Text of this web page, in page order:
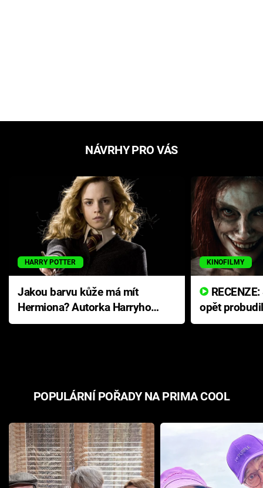
NÁVRHY PRO VÁS
HARRY POTTER
Jakou barvu kůže má mít
Hermiona? Autorka Harryho
Pottera přišla s ráznou
KINOFILMY
opět
přichází s
POPULÁRNÍ POŘADY NA PRIMA COOL